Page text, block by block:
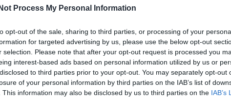
Process My Personal Information
opt-out of the sale, sharing to third parties, or processing of your
for targeted advertising by us, please use the below opt-out
selection. Please note that after your opt-out request is processed you
interest-based ads based on personal information utilized by us or
to third parties prior to your opt-out. You may separately opt-out
of your personal information by third parties on the IAB’s list of
This information may also be disclosed by us to third parties on the IAB’s
de que a sua conduta “tinha sido bem-
tinha uma dívida de cerca de nove milhões de
de insolvência desta entidade em
da Naval SAD tinha sido dado como
30 DE